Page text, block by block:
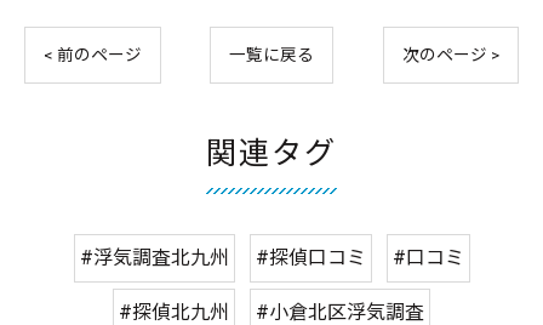
< 前のページ 一覧に戻る 次のページ >
関連タグ
#浮気調査北九州 #探偵口コミ #口コミ
#探偵北九州 #小倉北区浮気調査